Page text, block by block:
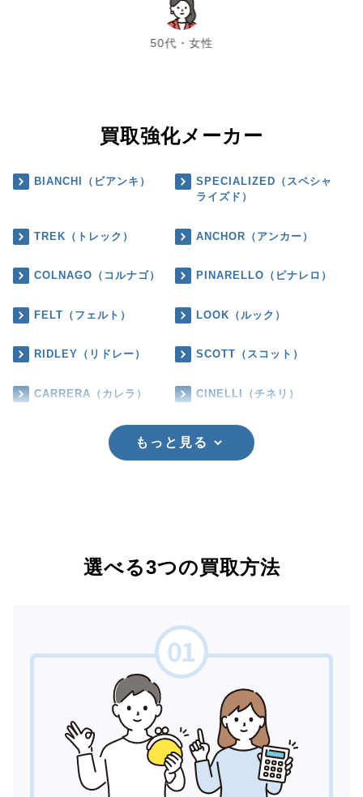
50代・女性
chevron_left chevron_right
買取強化メーカー
BIANCHI（ビアンキ）
SPECIALIZED（スペシャ
ライズド）
TREK（トレック） ANCHOR（アンカー）
COLNAGO（コルナゴ） PINARELLO（ピナレロ）
FELT（フェルト） LOOK（ルック）
RIDLEY（リドレー） SCOTT（スコット）
CARRERA（カレラ） CINELLI（チネリ）
もっと見る
選べる3つの買取方法